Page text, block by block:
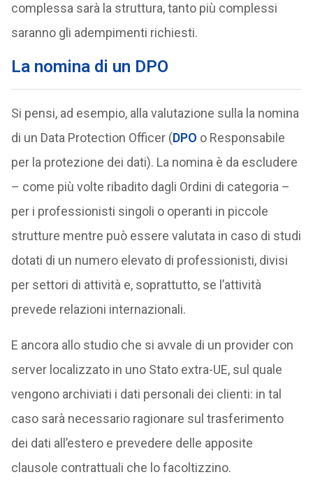
complessa sarà la struttura, tanto più complessi
saranno gli adempimenti richiesti.
La nomina di un DPO
Si pensi, ad esempio, alla valutazione sulla la nomina
di un Data Protection Officer (DPO o Responsabile
per la protezione dei dati). La nomina è da escludere
– come più volte ribadito dagli Ordini di categoria –
per i professionisti singoli o operanti in piccole
strutture mentre può essere valutata in caso di studi
dotati di un numero elevato di professionisti, divisi
per settori di attività e, soprattutto, se l’attività
prevede relazioni internazionali.
E ancora allo studio che si avvale di un provider con
server localizzato in uno Stato extra-UE, sul quale
vengono archiviati i dati personali dei clienti: in tal
caso sarà necessario ragionare sul trasferimento
dei dati all’estero e prevedere delle apposite
clausole contrattuali che lo facoltizzino.